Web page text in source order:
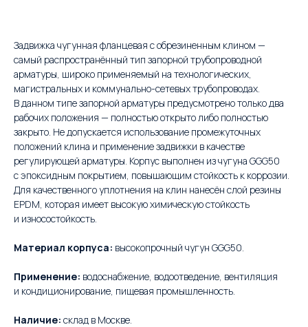
Задвижка чугунная фланцевая с обрезиненным клином —
самый распространённый тип запорной трубопроводной
арматуры, широко применяемый на технологических,
магистральных и коммунально-сетевых трубопроводах.
В данном типе запорной арматуры предусмотрено только два
рабочих положения — полностью открыто либо полностью
закрыто. Не допускается использование промежуточных
положений клина и применение задвижки в качестве
регулирующей арматуры. Корпус выполнен из чугуна GGG50
с эпоксидным покрытием, повышающим стойкость к коррозии.
Для качественного уплотнения на клин нанесён слой резины
EPDM, которая имеет высокую химическую стойкость
и износостойкость.
Материал корпуса: высокопрочный чугун GGG50.
Применение: водоснабжение, водоотведение, вентиляция
и кондиционирование, пищевая промышленность.
Наличие: склад в Москве.